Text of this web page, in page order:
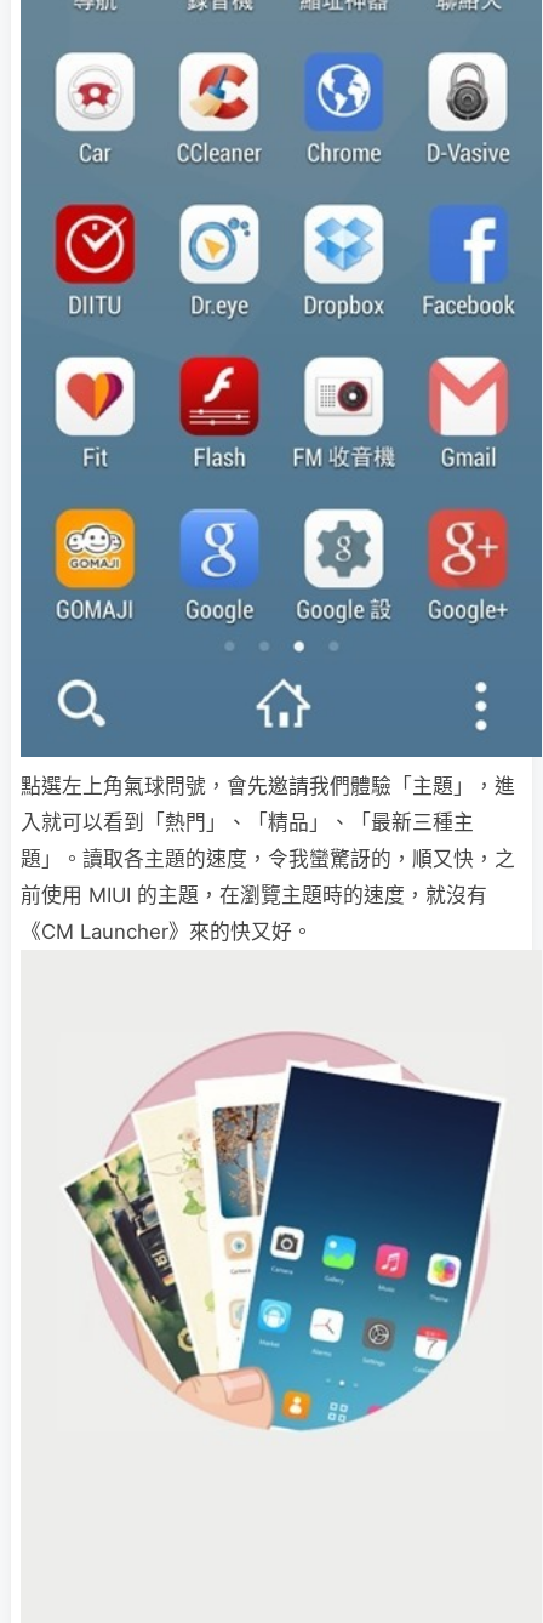
點選左上角氣球問號，會先邀請我們體驗「主題」，進
入就可以看到「熱門」、「精品」、「最新三種主
題」。讀取各主題的速度，令我蠻驚訝的，順又快，之
前使用 MIUI 的主題，在瀏覽主題時的速度，就沒有
《CM Launcher》來的快又好。